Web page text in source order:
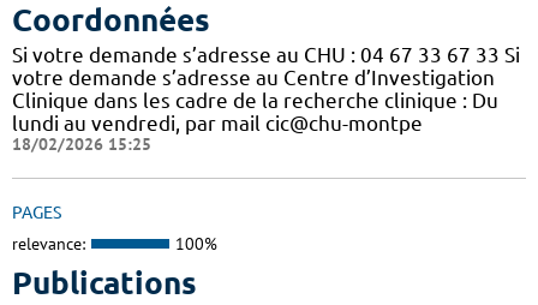
Coordonnées
Si votre demande s’adresse au CHU : 04 67 33 67 33 Si
votre demande s’adresse au Centre d’Investigation
Clinique dans les cadre de la recherche clinique : Du
lundi au vendredi, par mail cic@chu-montpe
18/02/2026 15:25
PAGES
relevance: 100%
Publications